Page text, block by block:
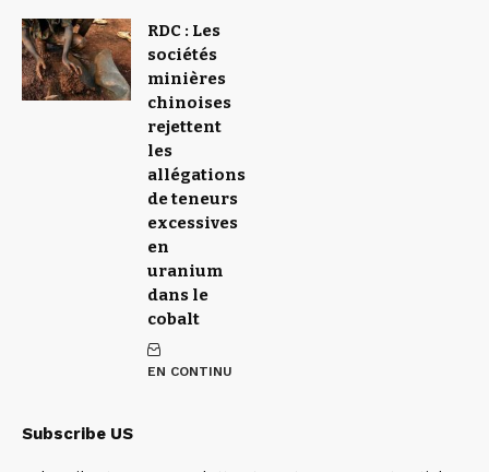
RDC : Les
sociétés
minières
chinoises
rejettent
les
allégations
de teneurs
excessives
en
uranium
dans le
cobalt
EN CONTINU
Subscribe US